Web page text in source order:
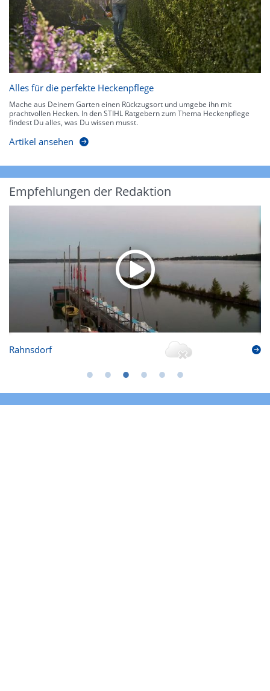
Alles für die perfekte Heckenpflege
Mache aus Deinem Garten einen Rückzugsort und umgebe ihn mit
prachtvollen Hecken. In den STIHL Ratgebern zum Thema Heckenpflege
findest Du alles, was Du wissen musst.
Artikel ansehen
Empfehlungen der Redaktion
Rahnsdorf